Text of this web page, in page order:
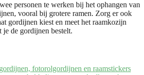
personen te werken bij het ophangen van
vooral bij grotere ramen. Zorg er ook
gordijnen kiest en meet het raamkozijn
de gordijnen bestelt.
fotorolgordijnen en raamstickers